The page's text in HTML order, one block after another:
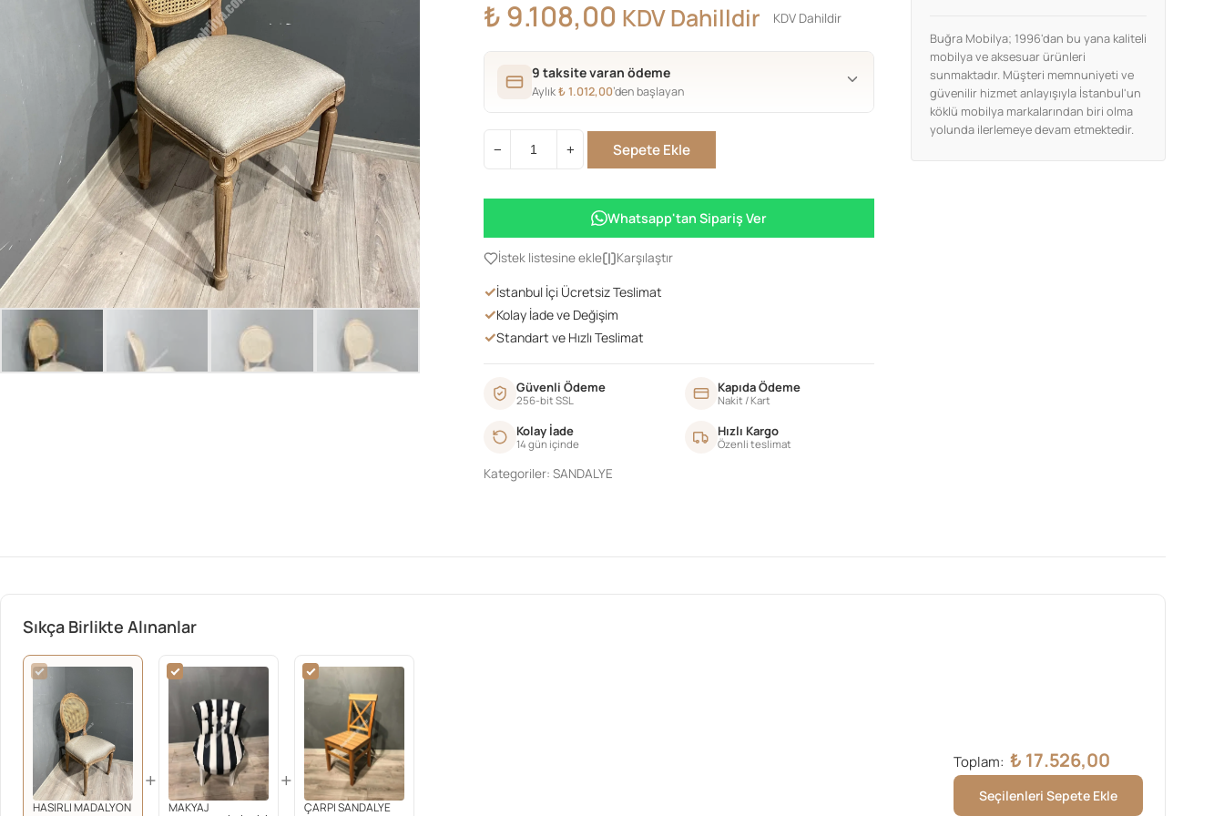
Beni hatırla
Giriş Yap
Parolanızı mı unuttunuz?
Parolanızı mı unuttunuz?
Hesap Oluştur
₺9.108,00 KDV Dahilldir KDV Dahildir
9 taksite varan ödeme
Aylık₺1.012,00’den başlayan
−
HASIRLI
SANDALYE
AYAK
adet
+ Sepete Ekle
Whatsapp'tan Sipariş Ver
İstek listesine ekle Karşılaştır
✓İstanbul İçi Ücretsiz Teslimat
✓Kolay İade ve Değişim
✓Standart ve Hızlı Teslimat
Güvenli Ödeme
256-bit SSL
Kapıda Ödeme
Nakit / Kart
Kolay İade
14 gün içinde
Hızlı Kargo
Özenli teslimat
Kategoriler:SANDALYE
Buğra Mobilya; 1996'dan bu yana kaliteli
mobilya ve aksesuar ürünleri
sunmaktadır. Müşteri memnuniyeti ve
güvenilir hizmet anlayışıyla İstanbul'un
köklü mobilya markalarından biri olma
yolunda ilerlemeye devam etmektedir.
Sıkça Birlikte Alınanlar
HASIRLI MADALYON
+
MAKYAJ
+
ÇARPI SANDALYE
Toplam: ₺ 17.526,00
Seçilenleri Sepete Ekle